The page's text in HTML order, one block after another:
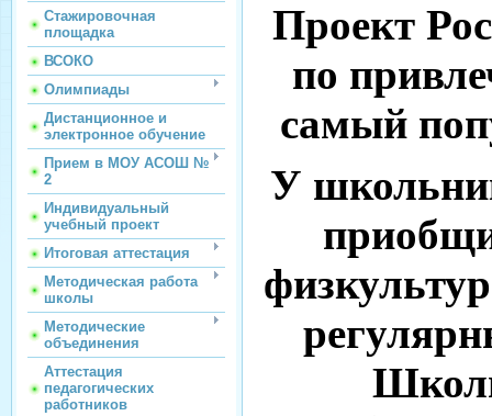
Стажировочная
площадка
ВСОКО
Олимпиады
Дистанционное и
электронное обучение
Прием в МОУ АСОШ №
2
Индивидуальный
учебный проект
Итоговая аттестация
Методическая работа
школы
Методические
объединения
Аттестация
педагогических
работников
Проект
по
самый
У